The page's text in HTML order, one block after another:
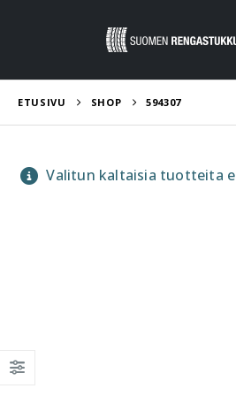
ETUSIVU SHOP 594307
Valitun kaltaisia tuotteita